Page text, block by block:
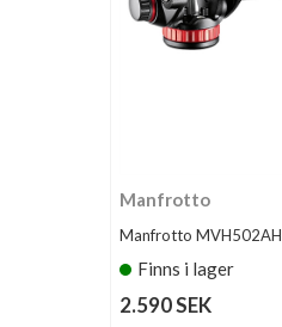
Manfrotto
Manfrotto MVH502AH
Finns i lager
2.590 SEK